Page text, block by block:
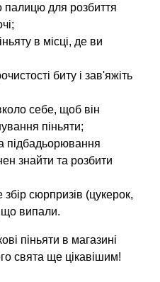
палицю для розбиття
в місці, де ви
биту і зав'яжіть
себе, щоб він
піньяти;
підбадьорювання
знайти та розбити
сюрпризів (цукерок,
що випали.
піньяти в магазині
свята ще цікавішим!